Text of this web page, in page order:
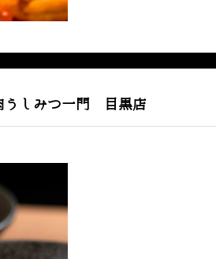
うしみつ一門 目黒店